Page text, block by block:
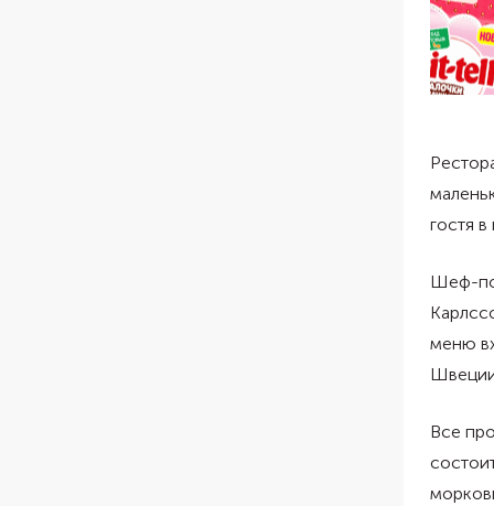
гостя
Шеф-
меню
Все